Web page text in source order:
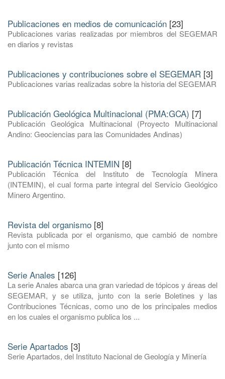
Publicaciones en medios de comunicación [23]
Publicaciones varias realizadas por miembros del SEGEMAR
en diarios y revistas
Publicaciones y contribuciones sobre el SEGEMAR [3]
Publicaciones varias realizadas sobre la historia del SEGEMAR
Publicación Geológica Multinacional (PMA:GCA) [7]
Publicación Geológica Multinacional (Proyecto Multinacional
Andino: Geociencias para las Comunidades Andinas)
Publicación Técnica INTEMIN [8]
Publicación Técnica del Instituto de Tecnología Minera
(INTEMIN), el cual forma parte integral del Servicio Geológico
Minero Argentino.
Revista del organismo [8]
Revista publicada por el organismo, que cambió de nombre
junto con el mismo
Serie Anales [126]
La serie Anales abarca una gran variedad de tópicos y áreas del
SEGEMAR, y se utiliza, junto con la serie Boletines y las
Contribuciones Técnicas, como uno de los principales medios
en los cuales el organismo publica los ...
Serie Apartados [3]
Serie Apartados, del Instituto Nacional de Geología y Minería